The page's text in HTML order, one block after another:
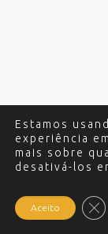
Estamos
experiência
mais sobre
desativá-los
Aceito